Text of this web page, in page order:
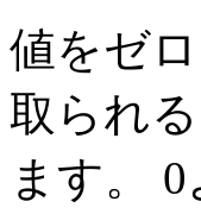
値をゼ
取られ
ます。
0